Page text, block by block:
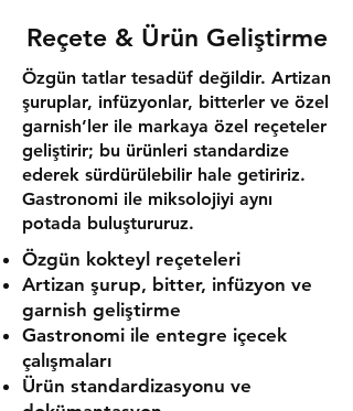
Reçete & Ürün Geliştirme
Özgün tatlar tesadüf değildir. Artizan
şuruplar, infüzyonlar, bitterler ve özel
garnish’ler ile markaya özel reçeteler
geliştirir; bu ürünleri standardize
ederek sürdürülebilir hale getiririz.
Gastronomi ile miksolojiyi aynı
potada buluştururuz.
Özgün kokteyl reçeteleri
Artizan şurup, bitter, infüzyon ve
garnish geliştirme
Gastronomi ile entegre içecek
çalışmaları
Ürün standardizasyonu ve